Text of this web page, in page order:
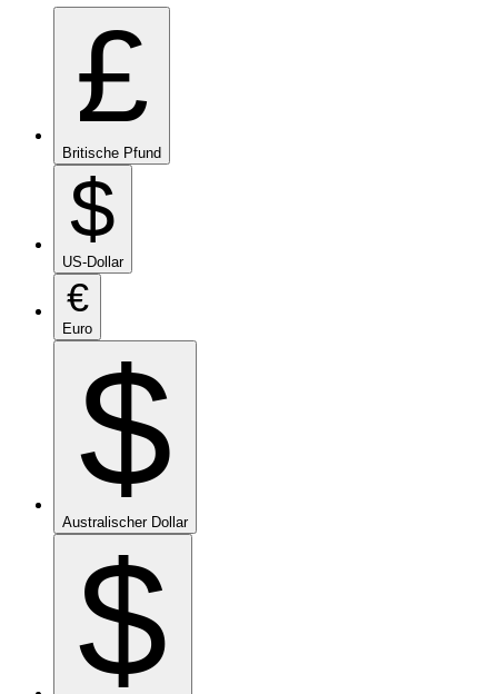
£
Britische Pfund
$
US-Dollar
€
Euro
$
Australischer Dollar
$